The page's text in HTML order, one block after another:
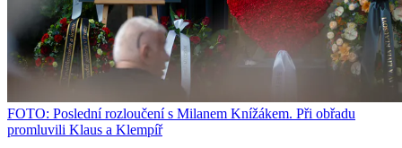
FOTO: Poslední rozloučení s Milanem Knížákem. Při obřadu
promluvili Klaus a Klempíř